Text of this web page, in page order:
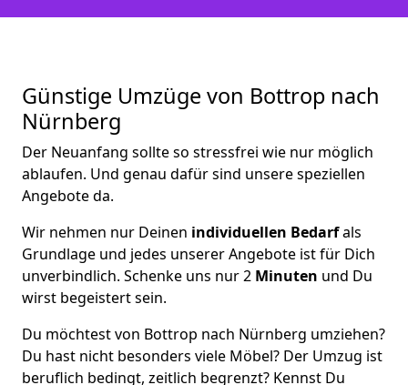
Günstige Umzüge von Bottrop nach
Nürnberg
Der Neuanfang sollte so stressfrei wie nur möglich
ablaufen. Und genau dafür sind unsere speziellen
Angebote da.
Wir nehmen nur Deinen individuellen Bedarfals
Grundlage und jedes unserer Angebote ist für Dich
unverbindlich. Schenke uns nur 2 Minuten und Du
wirst begeistert sein.
Du möchtest von Bottrop nach Nürnberg umziehen?
Du hast nicht besonders viele Möbel? Der Umzug ist
beruflich bedingt, zeitlich begrenzt? Kennst Du